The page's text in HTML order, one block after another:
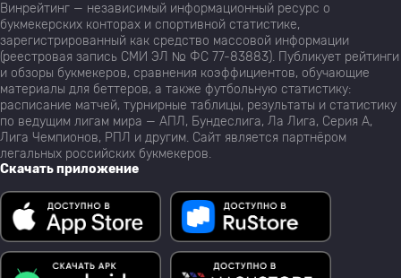
Винрейтинг — независимый информационный ресурс о
букмекерских конторах и спортивной статистике,
зарегистрированный как средство массовой информации
(реестровая запись СМИ ЭЛ № ФС 77-83883). Публикует рейтинги
и обзоры букмекеров, сравнения коэффициентов, обучающие
материалы для беттеров, а также футбольную статистику:
расписание матчей, турнирные таблицы, результаты и статистику
по ведущим лигам мира — АПЛ, Бундеслига, Ла Лига, Серия А,
Лига Чемпионов, РПЛ и другим. Сайт является партнёром
легальных российских букмекеров.
Скачать приложение